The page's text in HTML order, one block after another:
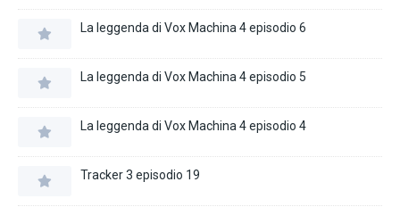
La leggenda di Vox Machina 4 episodio 6
La leggenda di Vox Machina 4 episodio 5
La leggenda di Vox Machina 4 episodio 4
Tracker 3 episodio 19